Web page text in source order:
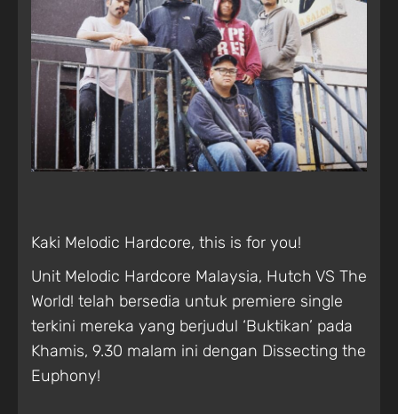
Kaki Melodic Hardcore, this is for you!
Unit Melodic Hardcore Malaysia, Hutch VS The
World! telah bersedia untuk premiere single
terkini mereka yang berjudul ‘Buktikan’ pada
Khamis, 9.30 malam ini dengan Dissecting the
Euphony!